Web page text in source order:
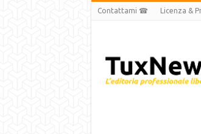
Contattami ☎ Licenza &